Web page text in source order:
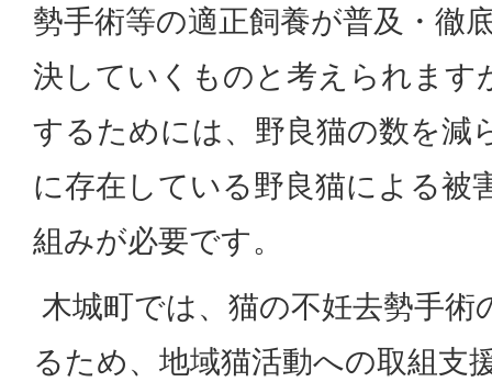
勢手術等の適正飼養が普及・徹
決していくものと考えられます
するためには、野良猫の数を減
に存在している野良猫による被
組みが必要です。
木城町では、猫の不妊去勢手術
るため、地域猫活動への取組支